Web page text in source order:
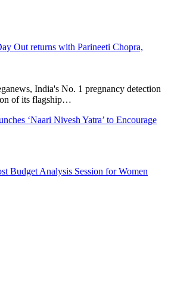
Out returns with Parineeti Chopra,
India's No. 1 pregnancy detection
of its flagship…
‘Naari Nivesh Yatra’ to Encourage
Budget Analysis Session for Women